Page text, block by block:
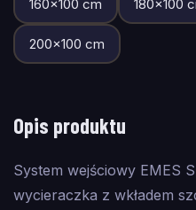
160×100 cm 180×100
200×100 cm
Opis produktu
System wejściowy EMES
wycieraczka z wkładem